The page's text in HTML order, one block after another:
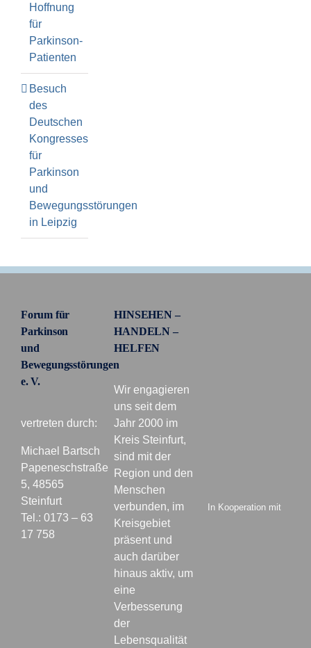
Hoffnung
für
Parkinson-
Patienten
Besuch
des
Deutschen
Kongresses
für
Parkinson
und
Bewegungsstörungen
in Leipzig
Forum für
Parkinson
und
Bewegungsstörungen
e. V.
vertreten durch:
Michael Bartsch
Papeneschstraße
5, 48565
Steinfurt
Tel.: 0173 – 63
17 758
HINSEHEN –
HANDELN –
HELFEN
Wir engagieren
uns seit dem
Jahr 2000 im
Kreis Steinfurt,
sind mit der
Region und den
Menschen
verbunden, im
Kreisgebiet
präsent und
auch darüber
hinaus aktiv, um
eine
Verbesserung
der
Lebensqualität
In Kooperation mit